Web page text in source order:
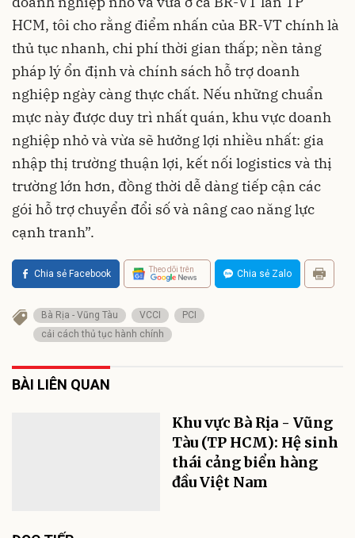
HCM, tôi cho rằng điểm nhấn của BR-VT chính là
thủ tục nhanh, chi phí thời gian thấp; nền tảng
pháp lý ổn định và chính sách hỗ trợ doanh
nghiệp ngày càng thực chất. Nếu những chuẩn
mực này được duy trì nhất quán, khu vực doanh
nghiệp nhỏ và vừa sẽ hưởng lợi nhiều nhất: gia
nhập thị trường thuận lợi, kết nối logistics và thị
trường lớn hơn, đồng thời dễ dàng tiếp cận các
gói hỗ trợ chuyển đổi số và nâng cao năng lực
cạnh tranh”.
Chia sẻ Facebook Theo dõi trên Chia sẻ Zalo
Bà Rịa - Vũng Tàu VCCI
PCI
cải cách thủ tục hành chính
BÀI LIÊN QUAN
Khu vực Bà Rịa - Vũng
Tàu (TP HCM): Hệ sinh
thái cảng biển hàng
đầu Việt Nam